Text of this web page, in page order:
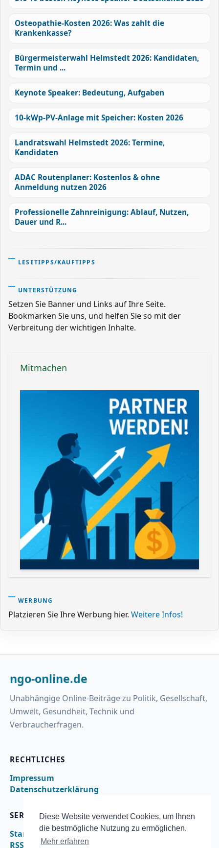
Diese Website verwendet Cookies, um Ihnen
die bestmögliche Nutzung zu ermöglichen.
Mehr erfahren
Osteopathie-Kosten 2026: Was zahlt die
Krankenkasse?
Bürgermeisterwahl Helmstedt 2026: Kandidaten,
Termin und ...
Keynote Speaker: Bedeutung, Aufgaben
10-kWp-PV-Anlage mit Speicher: Kosten 2026
Landratswahl Helmstedt 2026: Termine,
Kandidaten
ADAC Routenplaner: Kostenlos & ohne
Anmeldung nutzen 2026
Professionelle Zahnreinigung: Ablauf, Nutzen,
Dauer und R...
LESETIPPS/KAUFTIPPS
UNTERSTÜTZUNG
Setzen Sie Banner und Links auf Ihre Seite.
Bookmarken Sie uns, und helfen Sie so mit der
Verbreitung der wichtigen Inhalte.
Mitmachen
WERBUNG
Platzieren Sie Ihre Werbung hier. Weitere Infos!
ngo-online.de
Unabhängige Online-Beiträge zu Politik, Gesellschaft,
Umwelt, Gesundheit, Technik und
Verbraucherfragen.
RECHTLICHES
Impressum
Datenschutzerklärung
SERVICE
Startseite
RSS